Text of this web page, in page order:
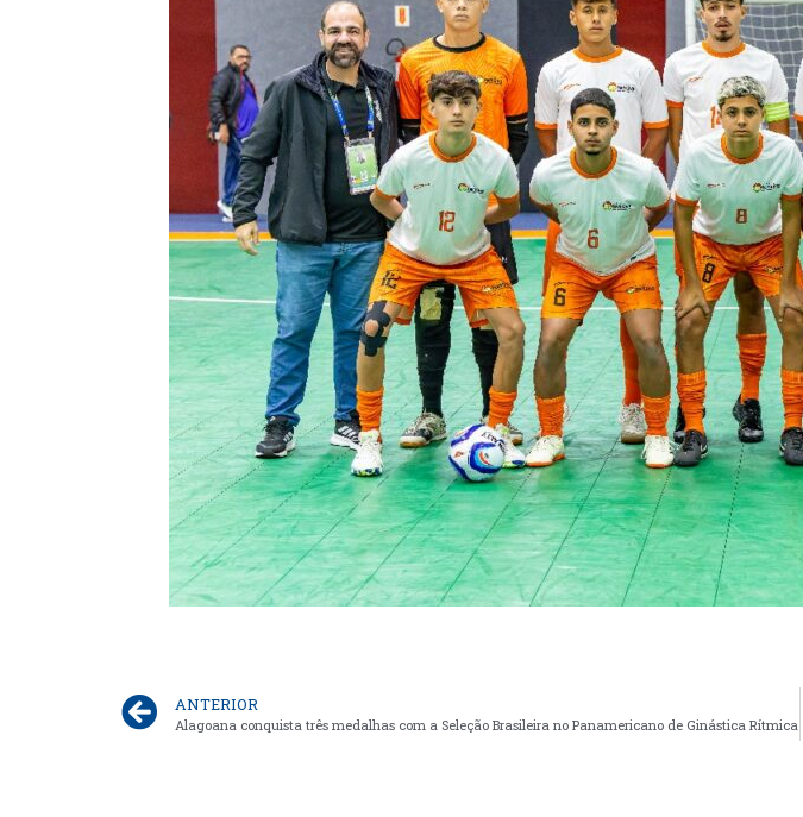
ANTERIOR
Alagoana conquista três medalhas com a Seleção Brasileira no Panamericano de Ginástica Rítmica